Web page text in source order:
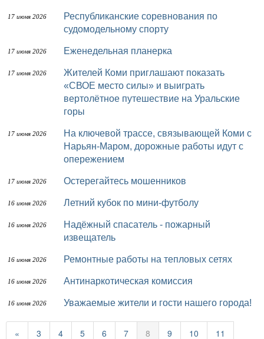
17 июня 2026
Республиканские соревнования по
судомодельному спорту
17 июня 2026 Еженедельная планерка
17 июня 2026
Жителей Коми приглашают показать
«СВОЕ место силы» и выиграть
вертолётное путешествие на Уральские
горы
17 июня 2026
На ключевой трассе, связывающей Коми с
Нарьян-Маром, дорожные работы идут с
опережением
17 июня 2026 Остерегайтесь мошенников
16 июня 2026 Летний кубок по мини-футболу
16 июня 2026
Надёжный спасатель - пожарный
извещатель
16 июня 2026 Ремонтные работы на тепловых сетях
16 июня 2026 Антинаркотическая комиссия
16 июня 2026 Уважаемые жители и гости нашего города!
« 3 4 5 6 7 8 9 10 11